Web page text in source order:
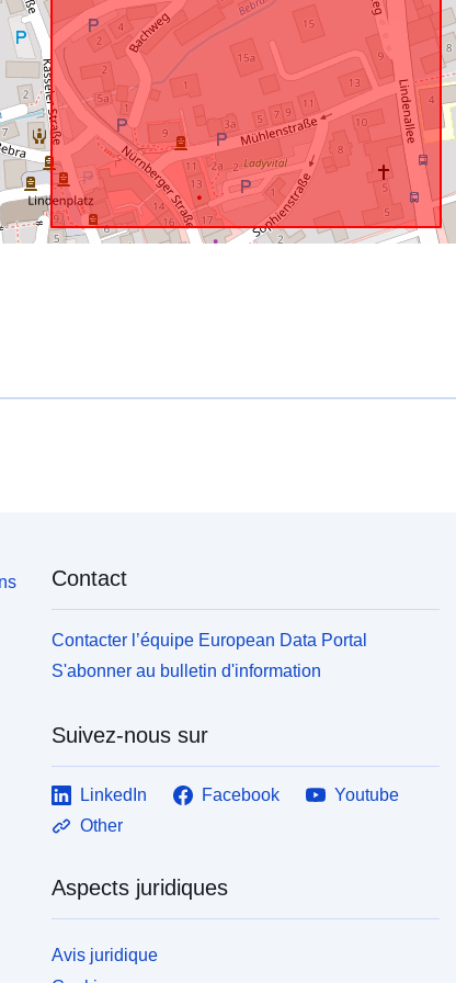
Contact
Contacter l’équipe European Data Portal
S'abonner au bulletin d'information
Suivez-nous sur
LinkedIn Facebook
Youtube
Other
Aspects juridiques
Avis juridique